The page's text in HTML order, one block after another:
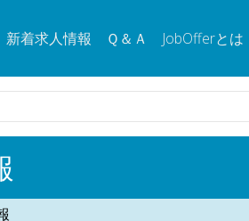
新着求人情報 Ｑ＆Ａ JobOfferとは